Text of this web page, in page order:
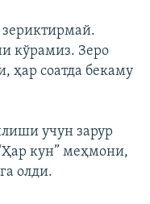
зериктирмай.
кўрамиз. Зеро
ҳар соатда бекаму
учун зарур
кун” меҳмони,
олди.